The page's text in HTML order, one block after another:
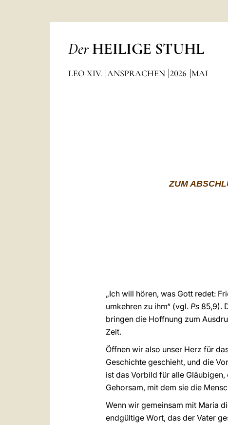
Der HEILIGE STUHL
LEO XIV. ANSPRACHEN 2026 MAI
ZUM
„Ich will hören, was Gott redet:
umkehren zu ihm“ (vgl. Ps 85,9).
bringen die Hoffnung zum
Zeit.
Öffnen wir also unser Herz für
Geschichte geschieht, und die
ist das Vorbild für alle Gläubigen,
Gehorsam, mit dem sie die
Wenn wir gemeinsam mit Maria
endgültige Wort, das der Vater